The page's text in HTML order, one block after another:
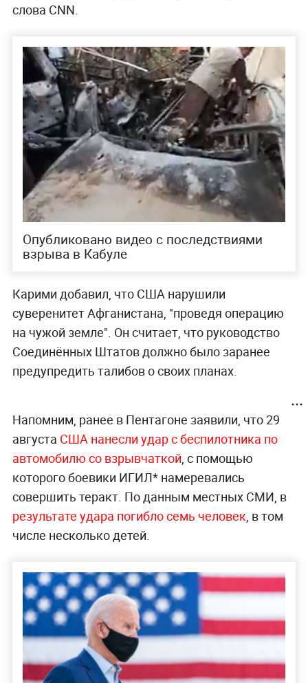
слова CNN.
Опубликовано видео с последствиями
взрыва в Кабуле
Карими добавил, что США нарушили
суверенитет Афганистана, "проведя операцию
на чужой земле". Он считает, что руководство
Соединённых Штатов должно было заранее
предупредить талибов о своих планах.
Напомним, ранее в Пентагоне заявили, что 29
августа США нанесли удар с беспилотника по
автомобилю со взрывчаткой , с помощью
которого боевики ИГИЛ* намеревались
совершить теракт. По данным местных СМИ, в
результате удара погибло семь человек , в том
числе несколько детей.